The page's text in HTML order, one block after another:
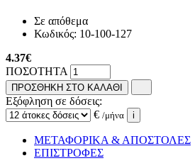
Σε απόθεμα
Κωδικός: 10-100-127
4.37€
ΠΟΣΟΤΗΤΑ
ΠΡΟΣΘΗΚΗ ΣΤΟ ΚΑΛΑΘΙ
Εξόφληση σε δόσεις:
€ /μήνα i
ΜΕΤΑΦΟΡΙΚΑ & ΑΠΟΣΤΟΛΕΣ
ΕΠΙΣΤΡΟΦΕΣ